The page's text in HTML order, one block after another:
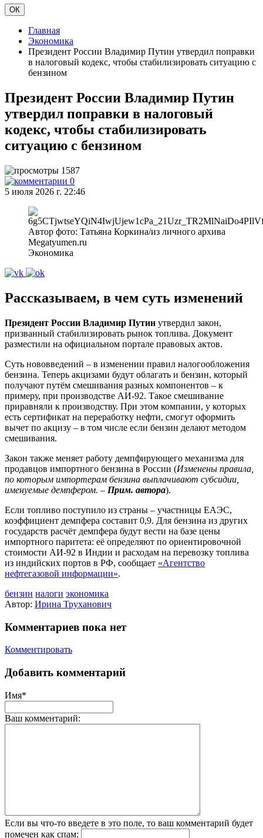
ОК
Главная
Экономика
Президент России Владимир Путин утвердил поправки
в налоговый кодекс, чтобы стабилизировать ситуацию с
бензином
Президент России Владимир Путин
утвердил поправки в налоговый
кодекс, чтобы стабилизировать
ситуацию с бензином
1587
0
5 июля 2026 г. 22:46
Автор фото: Татьяна Коркина/из личного архива
Megatyumen.ru
Экономика
Рассказываем, в чем суть изменений
Президент России Владимир Путин утвердил закон,
призванный стабилизировать рынок топлива. Документ
разместили на официальном портале правовых актов.
Суть нововведений – в изменении правил налогообложения
бензина. Теперь акцизами будут облагать и бензин, который
получают путём смешивания разных компонентов – к
примеру, при производстве АИ‑92. Такое смешивание
приравняли к производству. При этом компании, у которых
есть сертификат на переработку нефти, смогут оформить
вычет по акцизу – в том числе если бензин делают методом
смешивания.
Закон также меняет работу демпфирующего механизма для
продавцов импортного бензина в России (Изменены правила,
по которым импортерам бензина выплачивают субсидии,
именуемые демпфером. – Прим. автора).
Если топливо поступило из страны – участницы ЕАЭС,
коэффициент демпфера составит 0,9. Для бензина из других
государств расчёт демпфера будут вести на базе цены
импортного паритета: её определяют по ориентировочной
стоимости АИ‑92 в Индии и расходам на перевозку топлива
из индийских портов в РФ, сообщает «Агентство
нефтегазовой информации».
бензин налоги экономика
Автор: Ирина Труханович
Комментариев пока нет
Комментировать
Добавить комментарий
Имя*
Ваш комментарий:
Если вы что-то введете в это поле, то ваш комментарий будет
помечен как спам: